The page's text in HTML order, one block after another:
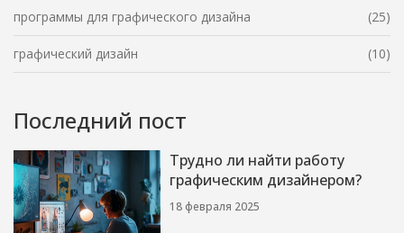
программы для графического дизайна (25)
графический дизайн (10)
Последний пост
Трудно ли найти работу
графическим дизайнером?
18 февраля 2025